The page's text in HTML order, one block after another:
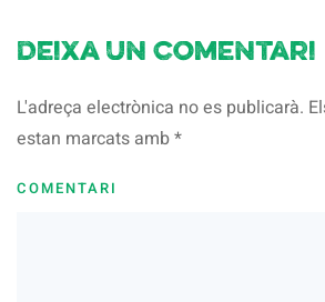
Deixa un comentari
L'adreça electrònica no es publicarà.
estan marcats amb*
COMENTARI